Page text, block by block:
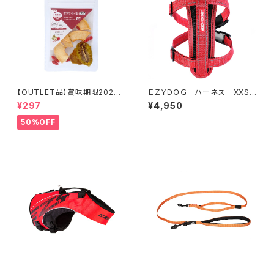
【OUTLET品】賞味期限2026
年10月22日【犬用おやつ】やわ
ふる クコの実エキスをスプレ
ーしたリンゴ＆キウイスライスカ
ット 10g
¥297
50%OFF
ＥＺＹＤＯＧ ハーネス XXS
(全6色)
¥4,950